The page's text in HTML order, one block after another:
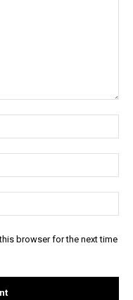
browser for the next time